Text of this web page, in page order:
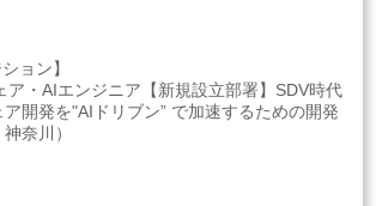
ョン】
ア・AIエンジニア【新規設立部署】SDV時代
開発を"AIドリブン” で加速するための開発
奈川）